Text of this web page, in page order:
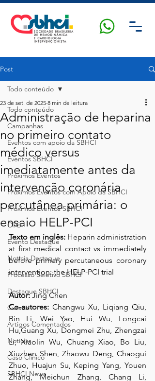
Post
Todo conteúdo
Campanhas
Eventos com apoio da SBHCI
Eventos SBHCI
Próximos Eventos
Próximos Eventos com Apoio da SBHCI
Próximos Eventos SBHCI
CTO
Evento Destaque
Noticia Destaque
Processo Seletivo SBHCI
Destaque SBHCI
Cursos
Artigos Comentados
Notícias
Caso Clínico
SBHCI News
Todo conteúdo
Administração de heparina
no primeiro contato
médico versus
imediatamente antes da
intervenção coronária
percutânea primária: o
ensaio HELP-PCI
23 de set. de 2025 8 min de leitura
Texto em inglês: Heparin administration
at first medical contact vs immediately
before primary percutaneous coronary
intervention: the HELP-PCI trial
Autor: Jing Chen
Co-autores: Changwu Xu, Liqiang Qiu,
Bin Li, Wei Yao, Hui Wu, Longcai
Hu,Guang Xu, Dongmei Zhu, Zhengzai
Li, Xiaolin Wu, Chuang Xiao, Bo Liu,
Xiuzhen Shen, Zhaowu Deng, Chaogui
Zhuo, Huajun Su, Keping Yang, Youen
Zhang, Meichun Zhang, Chang Li,